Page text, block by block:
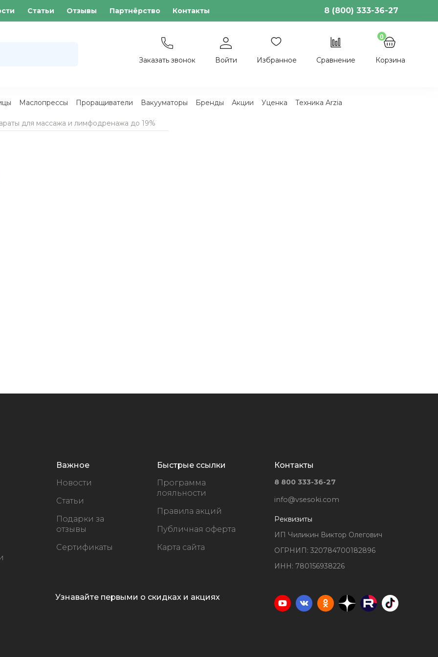
Статьи Отзывы Партнёрство Контакты 8 (800) 333-36-27
Заказать звонок Войти Избранное Сравнение
0
Корзина
Маслопрессы Проращиватели Вакууматоры Бренды Акции Уценка Техника Arzia
для массажа и лимфодренажа до 19%
Важное
Новости
Статьи
Подарки за
отзывы
Сертификаты
Быстрые ссылки
Программа
лояльности
Правила акций
Публичная оферта
Карта сайта
Контакты
8 800 333-36-27
info@vsesoki.com
Реквизиты
ИП Чиликин Виктор Олегович
ОГРНИП: 320784700182896
ИНН: 780156938226
Узнавайте первыми о скидках и акциях